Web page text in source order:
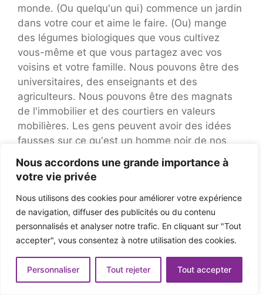
Nous accordons une grande importance à
votre vie privée
Nous utilisons des cookies pour améliorer votre expérience
de navigation, diffuser des publicités ou du contenu
personnalisés et analyser notre trafic. En cliquant sur "Tout
accepter", vous consentez à notre utilisation des cookies.
Personnaliser Tout rejeter Tout accepter
monde. (Ou quelqu'un qui) commence un jardin
dans votre cour et aime le faire. (Ou) mange
des légumes biologiques que vous cultivez
vous-même et que vous partagez avec vos
voisins et votre famille. Nous pouvons être des
universitaires, des enseignants et des
agriculteurs. Nous pouvons être des magnats
de l'immobilier et des courtiers en valeurs
mobilières. Les gens peuvent avoir des idées
fausses sur ce qu'est un homme noir de nos
alimenté par les médias. Mais je suis ici pour
vous dire et vous montrer que ce n’est pas
seulement une chose.
Cammie Gilbert,
Océans de